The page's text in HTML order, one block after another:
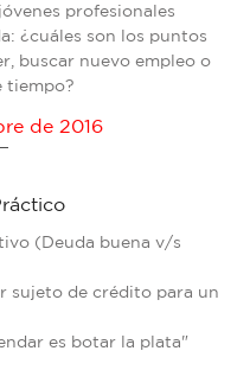
profesionales
¿cuáles son los puntos
buscar nuevo empleo o
tiempo?
de 2016
(Deuda buena v/s
sujeto de crédito para un
es botar la plata"